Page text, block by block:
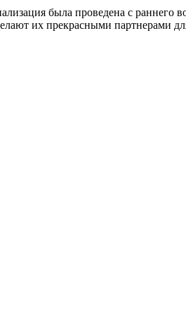
была проведена с раннего
их прекрасными партнерами